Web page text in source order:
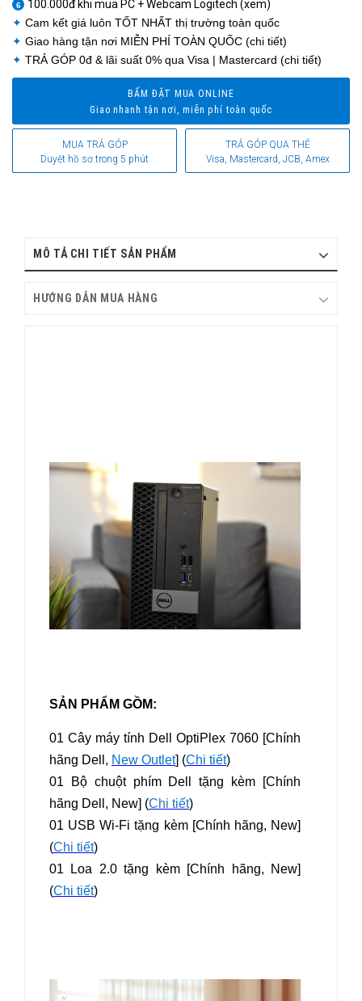
6
100.000đ khi mua PC + Webcam Logitech (xem)
✦ Cam kết giá luôn TỐT NHẤT thị trường toàn quốc
✦ Giao hàng tận nơi MIỄN PHÍ TOÀN QUỐC (chi tiết)
✦ TRẢ GÓP 0đ & lãi suất 0% qua Visa | Mastercard (chi tiết)
BẤM ĐẶT MUA ONLINE
Giao nhanh tận nơi, miễn phí toàn quốc
MUA TRẢ GÓP
Duyệt hồ sơ trong 5 phút
TRẢ GÓP QUA THẺ
Visa, Mastercard, JCB, Amex
MÔ TẢ CHI TIẾT SẢN PHẨM
HƯỚNG DẪN MUA HÀNG
SẢN PHẨM GỒM:
01 Cây máy tính Dell OptiPlex 7060 [Chính
hãng Dell, New Outlet] (Chi tiết)
01 Bộ chuột phím Dell tặng kèm [Chính
hãng Dell, New] (Chi tiết)
01 USB Wi-Fi tặng kèm [Chính hãng, New]
(Chi tiết)
01 Loa 2.0 tặng kèm [Chính hãng, New]
(Chi tiết)